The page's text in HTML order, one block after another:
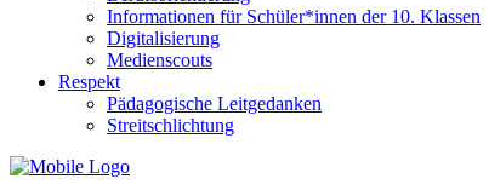
Informationen für Schüler*innen der 10. Klassen
Digitalisierung
Medienscouts
Respekt
Pädagogische Leitgedanken
Streitschlichtung